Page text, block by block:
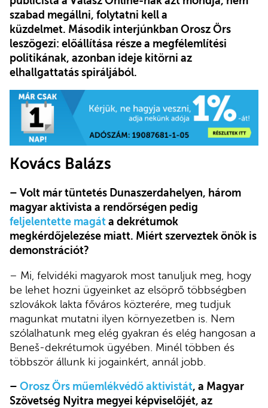
szabad megállni, folytatni kell a
küzdelmet. Második interjúnkban Orosz Örs
leszögezi: előállítása része a megfélemlítési
politikának, azonban ideje kitörni az
elhallgattatás spiráljából.
Kovács Balázs
– Volt már tüntetés Dunaszerdahelyen, három
magyar aktivista a rendőrségen pedig
feljelentette magát a dekrétumok
megkérdőjelezése miatt. Miért szerveztek önök is
demonstrációt?
– Mi, felvidéki magyarok most tanuljuk meg, hogy
be lehet hozni ügyeinket az elsöprő többségben
szlovákok lakta főváros közterére, meg tudjuk
magunkat mutatni ilyen környezetben is. Nem
szólalhatunk meg elég gyakran és elég hangosan a
Beneš-dekrétumok ügyében. Minél többen és
többször állunk ki jogainkért, annál jobb.
– Orosz Örs műemlékvédő aktivistát, a Magyar
Szövetség Nyitra megyei képviselőjét, az